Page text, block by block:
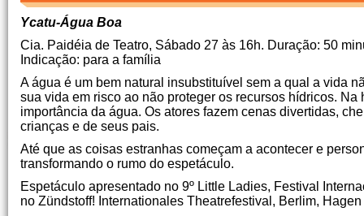
Ycatu-Água Boa
Cia. Paidéia de Teatro, Sábado 27 às 16h. Duração: 50
Indicação: para a família
A água é um bem natural insubstituível sem a qual a vida
sua vida em risco ao não proteger os recursos hídricos. Na
importância da água. Os atores fazem cenas divertidas,
crianças e de seus pais.
Até que as coisas estranhas começam a acontecer e
transformando o rumo do espetáculo.
Espetáculo apresentado no 9º Little Ladies, Festival
no Zündstoff! Internationales Theatrefestival, Berlim,